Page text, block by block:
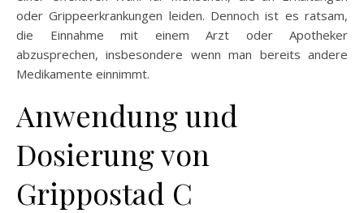
oder Grippeerkrankungen leiden. Dennoch ist es ratsam,
die Einnahme mit einem Arzt oder Apotheker
abzusprechen, insbesondere wenn man bereits andere
Medikamente einnimmt.
Anwendung und
Dosierung von
Grippostad C